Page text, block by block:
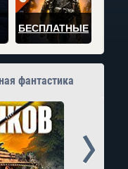
БЕСПЛАТНЫЕ
фантастика